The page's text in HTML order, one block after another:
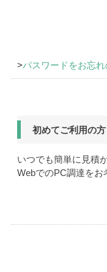
パスワードをお忘
初めてご利用の方
いつでも簡単に見積
WebでのPC調達を